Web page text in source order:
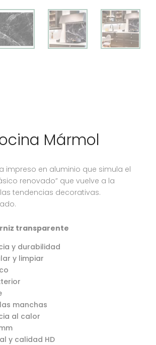
Mármol
impreso en aluminio que simula el
renovado” que vuelve a la
tendencias decorativas.
transparente
y durabilidad
y limpiar
manchas
al calor
y calidad HD